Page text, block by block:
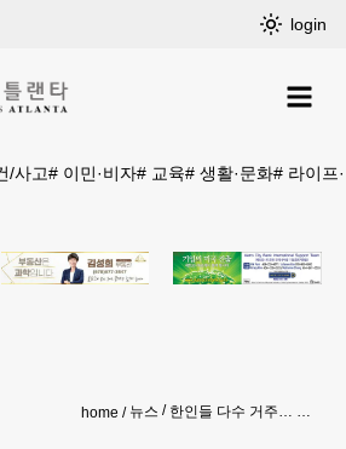
login
/사고# 이민·비자# 교육# 생활·문화# 라이프
home 뉴스 한인들 다수 거주… 충격속 자녀 생사에 애태워